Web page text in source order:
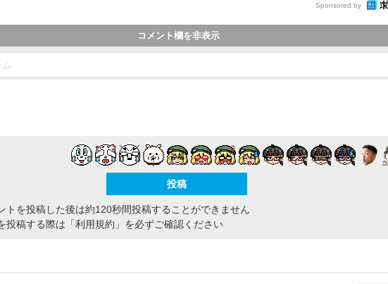
Sponsored by
コメント欄を非表示
トを投稿した後は約120秒間投稿することができません
投稿する際は 「利用規約」 を必ずご確認ください